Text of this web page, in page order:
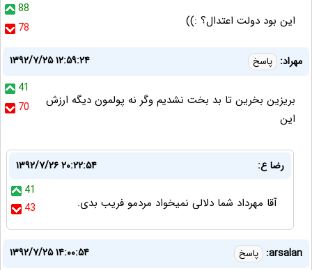
88
78
این بود دولت اعتدال؟ :))
مهراد: پاسخ
۱۳۹۲/۷/۲۵ ۱۲:۵۹:۲۴
41
70
بريزين بخرين تا بد بخت نشديم وگر نه پولمون ديگه ارزش
اين
رضا ع:
۱۳۹۲/۷/۲۶ ۲۰:۲۲:۵۴
41
43
آقا مهرداد شما دلالی نمیخواد مردمو فریب بدی.
arsalan: پاسخ
۱۳۹۲/۷/۲۵ ۱۴:۰۰:۵۴